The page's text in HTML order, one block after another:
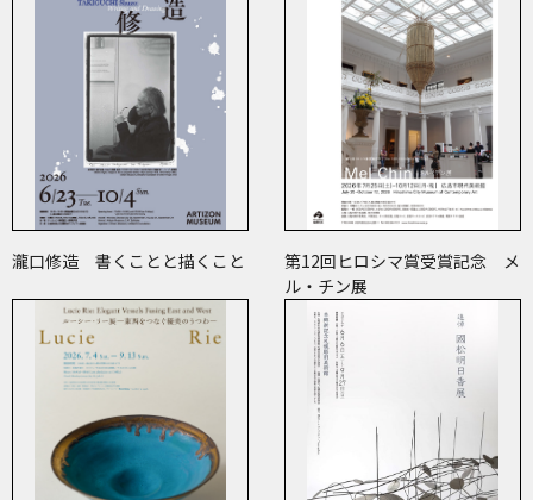
瀧口修造 書くことと描くこと
第12回ヒロシマ賞受賞記念 メ
ル・チン展